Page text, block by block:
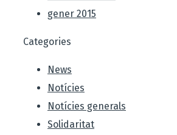
gener 2015
Categories
News
Notícies
Notícies generals
Solidaritat